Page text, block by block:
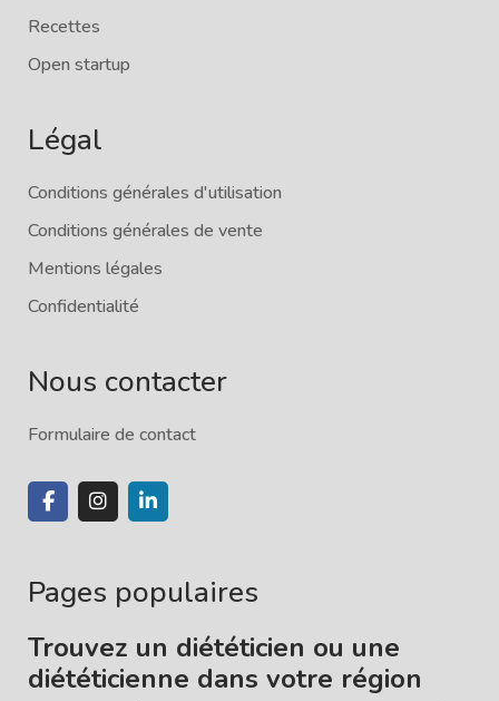
Recettes
Open startup
Légal
Conditions générales d'utilisation
Conditions générales de vente
Mentions légales
Confidentialité
Nous contacter
Formulaire de contact
Pages populaires
Trouvez un diététicien ou une
diététicienne dans votre région